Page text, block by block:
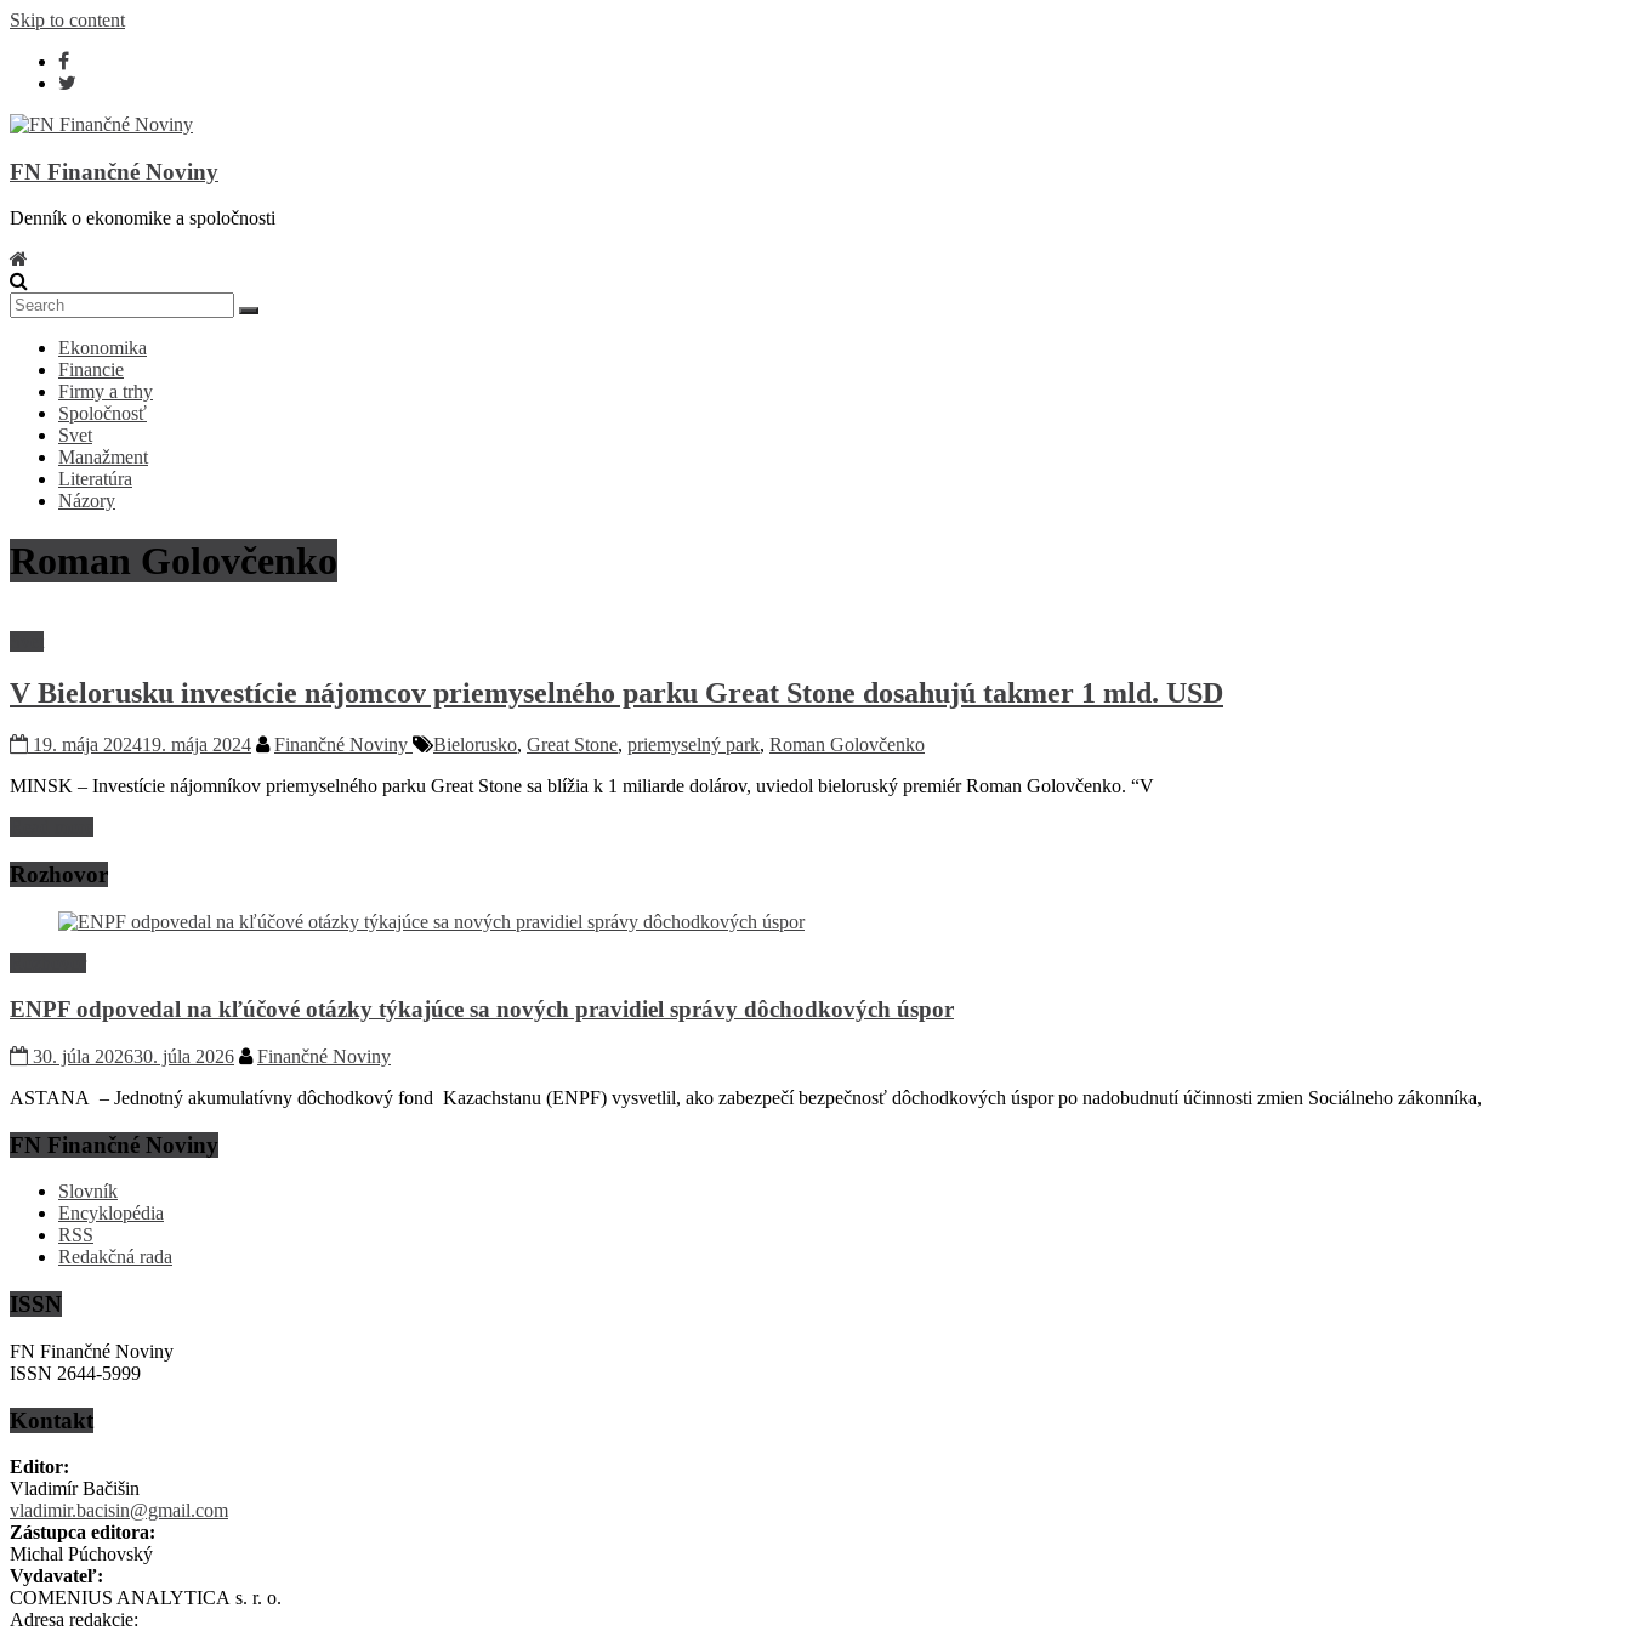
Skip to content
FN Finančné Noviny
Denník o ekonomike a spoločnosti
Ekonomika
Financie
Firmy a trhy
Spoločnosť
Svet
Manažment
Literatúra
Názory
Roman Golovčenko
V Bielorusku investície nájomcov priemyselného parku Great Stone dosahujú takmer 1 mld. USD
19. mája 202419. mája 2024 Finančné Noviny Bielorusko, Great Stone, priemyselný park, Roman Golovčenko
MINSK – Investície nájomníkov priemyselného parku Great Stone sa blížia k 1 miliarde dolárov, uviedol bieloruský premiér Roman Golovčenko. “V
Rozhovor
ENPF odpovedal na kľúčové otázky týkajúce sa nových pravidiel správy dôchodkových úspor
30. júla 202630. júla 2026
Finančné Noviny
ASTANA – Jednotný akumulatívny dôchodkový fond Kazachstanu (ENPF) vysvetlil, ako zabezpečí bezpečnosť dôchodkových úspor po nadobudnutí účinnosti zmien Sociálneho zákonníka,
FN Finančné Noviny
Slovník
Encyklopédia
RSS
Redakčná rada
ISSN
FN Finančné Noviny
ISSN 2644-5999
Kontakt
Editor:
Vladimír Bačišin
vladimir.bacisin@gmail.com
Zástupca editora:
Michal Púchovský
Vydavateľ:
COMENIUS ANALYTICA s. r. o.
Adresa redakcie: